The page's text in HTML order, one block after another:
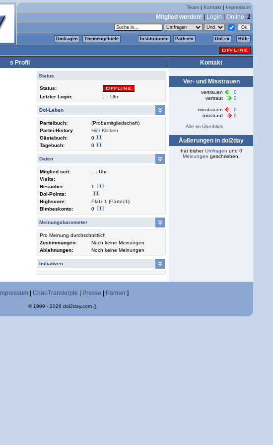
Team | Kontakt | Impressum
Mitglied werden! Login Online: 2
Umfragen Themengebiete Institutionen Parteien DoLex Hilfe
s Profil
Status
Status:
Letzter Login:
.. : Uhr
Dol-Leben
Parteibuch:
(Probemitgliedschaft)
Partei-History
Hier Klicken
Gästebuch:
0
Tagebuch:
0
Daten
Mitglied seit:
.. : Uhr
Visits:
Besucher:
1
Dol-Points:
Highscore:
Platz 1 (Partei:1)
Bimbeskonto:
0
Meinungsbarometer
Pro Meinung durchschnittlich
Zustimmungen:
Noch keine Meinungen
Ablehnungen:
Noch keine Meinungen
Initiativen
Kontakt
Ver- und Misstrauen
vertrauen
0
vertraut
0
misstrauen
0
misstraut
0
Alle im Überblick
Äußerungen in dol2day
hat bisherUmfragen und 0
Meinungen geschrieben.
Impressum Chat-Transkripte Presse Partner ]
© 1999 - 2026 dol2day.com ()